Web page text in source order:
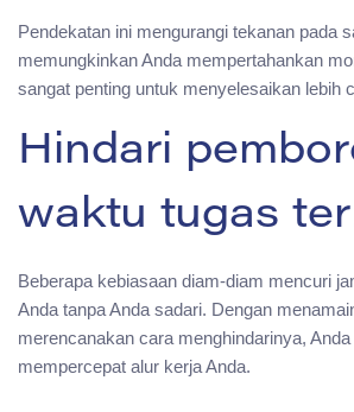
Pendekatan ini mengurangi tekanan pada
memungkinkan Anda mempertahankan
sangat penting untuk menyelesaikan lebih
Hindari
waktu tugas
Beberapa kebiasaan diam-diam mencuri
Anda tanpa Anda sadari. Dengan
merencanakan cara menghindarinya,
mempercepat alur kerja Anda.